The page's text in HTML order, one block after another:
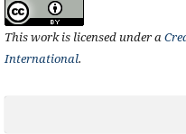
This work is licensed under a
International.